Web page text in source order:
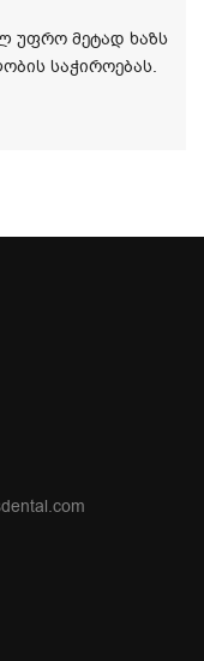
უფრო მეტად ხაზს
საჭიროებას.